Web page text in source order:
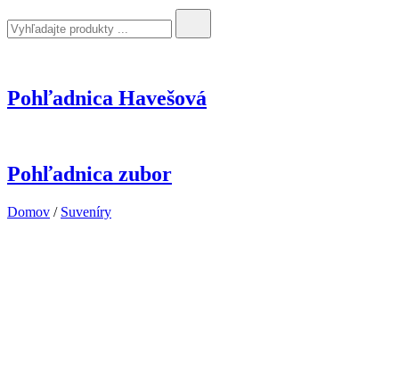
for:
Pohľadnica Havešová
Pohľadnica zubor
Domov / Suveníry